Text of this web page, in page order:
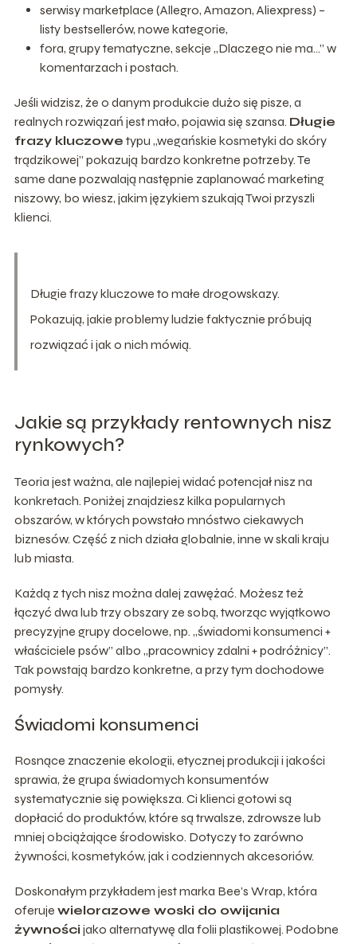
serwisy marketplace (Allegro, Amazon, Aliexpress) –
listy bestsellerów, nowe kategorie,
fora, grupy tematyczne, sekcje „Dlaczego nie ma…” w
komentarzach i postach.
Jeśli widzisz, że o danym produkcie dużo się pisze, a
realnych rozwiązań jest mało, pojawia się szansa. Długie
frazy kluczowe typu „wegańskie kosmetyki do skóry
trądzikowej” pokazują bardzo konkretne potrzeby. Te
same dane pozwalają następnie zaplanować marketing
niszowy, bo wiesz, jakim językiem szukają Twoi przyszli
klienci.
Długie frazy kluczowe to małe drogowskazy.
Pokazują, jakie problemy ludzie faktycznie próbują
rozwiązać i jak o nich mówią.
Jakie są przykłady rentownych nisz
rynkowych?
Teoria jest ważna, ale najlepiej widać potencjał nisz na
konkretach. Poniżej znajdziesz kilka popularnych
obszarów, w których powstało mnóstwo ciekawych
biznesów. Część z nich działa globalnie, inne w skali kraju
lub miasta.
Każdą z tych nisz można dalej zawężać. Możesz też
łączyć dwa lub trzy obszary ze sobą, tworząc wyjątkowo
precyzyjne grupy docelowe, np. „świadomi konsumenci +
właściciele psów” albo „pracownicy zdalni + podróżnicy”.
Tak powstają bardzo konkretne, a przy tym dochodowe
pomysły.
Świadomi konsumenci
Rosnące znaczenie ekologii, etycznej produkcji i jakości
sprawia, że grupa świadomych konsumentów
systematycznie się powiększa. Ci klienci gotowi są
dopłacić do produktów, które są trwalsze, zdrowsze lub
mniej obciążające środowisko. Dotyczy to zarówno
żywności, kosmetyków, jak i codziennych akcesoriów.
Doskonałym przykładem jest marka Bee’s Wrap, która
oferuje wielorazowe woski do owijania
żywności jako alternatywę dla folii plastikowej. Podobne